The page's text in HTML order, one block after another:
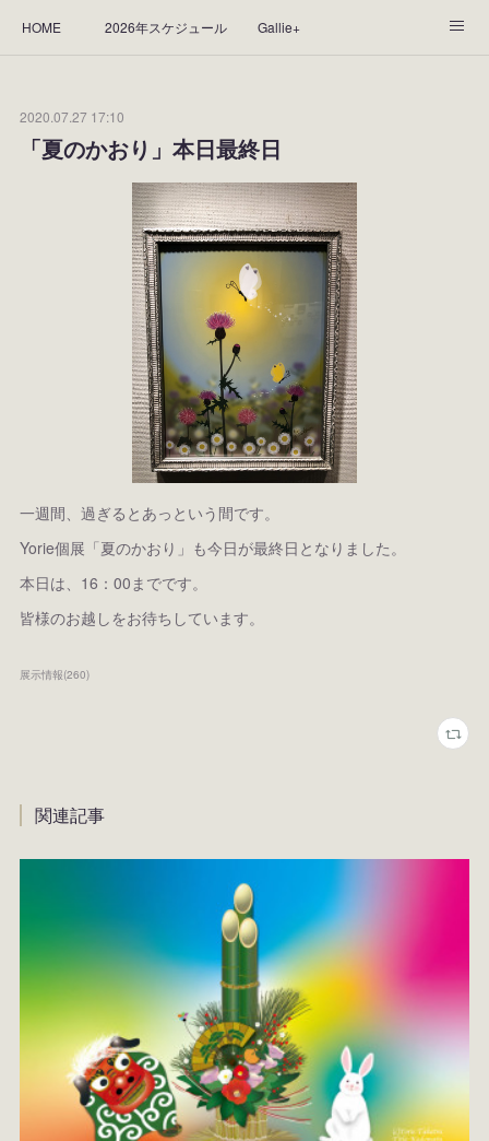
HOME 2026年スケジュール Gallie+
CGArt作品って？
“Kasane Style Art”って？ Yorie's Tapestry Yorie's Goods
作品のレンタルについて 2025年足跡
2023*足跡 2022年の足あと
2020年あしあと 2019年足あと
2020.07.27 17:10
「夏のかおり」本日最終日
一週間、過ぎるとあっという間です。
Yorie個展「夏のかおり」も今日が最終日となりました。
本日は、16：00までです。
皆様のお越しをお待ちしています。
展示情報(260)
関連記事